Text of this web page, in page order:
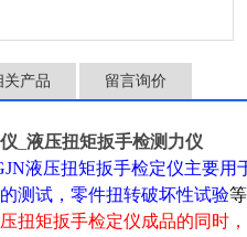
关产品 留言询价
液压扭矩扳手检测力仪
液压扭矩扳手检定仪主要用于
测试，零件扭转破坏性试验
扭矩扳手检定仪成品的同时